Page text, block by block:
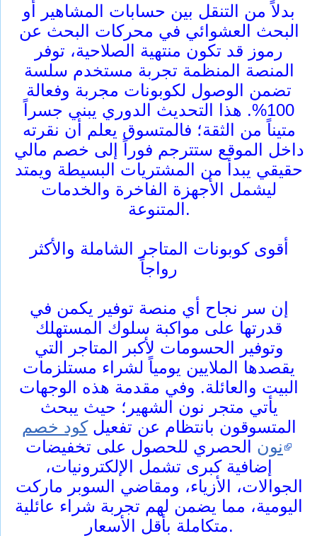
بدلاً من التنقل بين حسابات المشاهير أو
البحث العشوائي في محركات البحث عن
رموز قد تكون منتهية الصلاحية، توفر
المنصة المنظمة تجربة مستخدم سلسة
تضمن الوصول لكوبونات مجربة وفعالة
100%. هذا التحديث الدوري يبني جسراً
متيناً من الثقة؛ فالمتسوق يعلم أن نقرته
داخل الموقع ستترجم فوراً إلى خصم مالي
حقيقي يبدأ من المشتريات البسيطة ويمتد
ليشمل الأجهزة الفاخرة والخدمات
المتنوعة.
أقوى كوبونات المتاجر الشاملة والأكثر
رواجاً
إن سر نجاح أي منصة توفير يكمن في
قدرتها على مواكبة سلوك المستهلك
وتوفير الحسومات لأكبر المتاجر التي
يقصدها الملايين يومياً لشراء مستلزمات
البيت والعائلة. وفي مقدمة هذه الوجهات
يأتي متجر نون الشهير؛ حيث يبحث
المتسوقون بانتظام عن تفعيلكود خصم
نون الحصري للحصول على تخفيضات
إضافية كبرى تشمل الإلكترونيات،
الجوالات، الأزياء، ومقاضي السوبر ماركت
اليومية، مما يضمن لهم تجربة شراء عائلية
متكاملة بأقل الأسعار.